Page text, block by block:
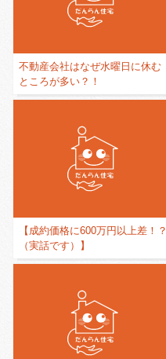
不動産会社はなぜ水曜日に休む
ところが多い？！
【成約価格に600万円以上差！？
（実話です）】